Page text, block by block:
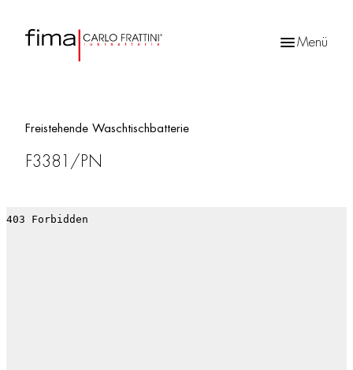
Menü
Freistehende Waschtischbatterie
F3381/PN